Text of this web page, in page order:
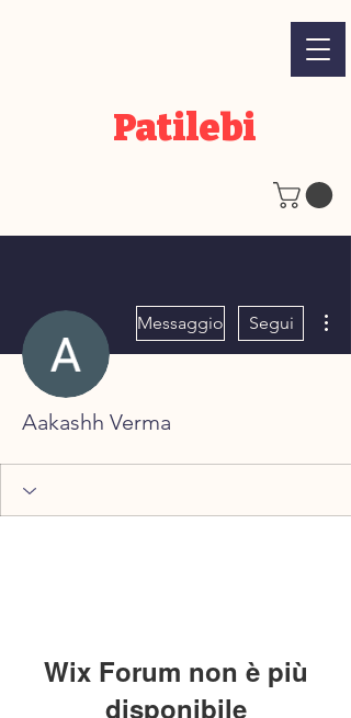
Patilebi
Messaggio Segui
Aakashh Verma
Wix Forum non è più
disponibile